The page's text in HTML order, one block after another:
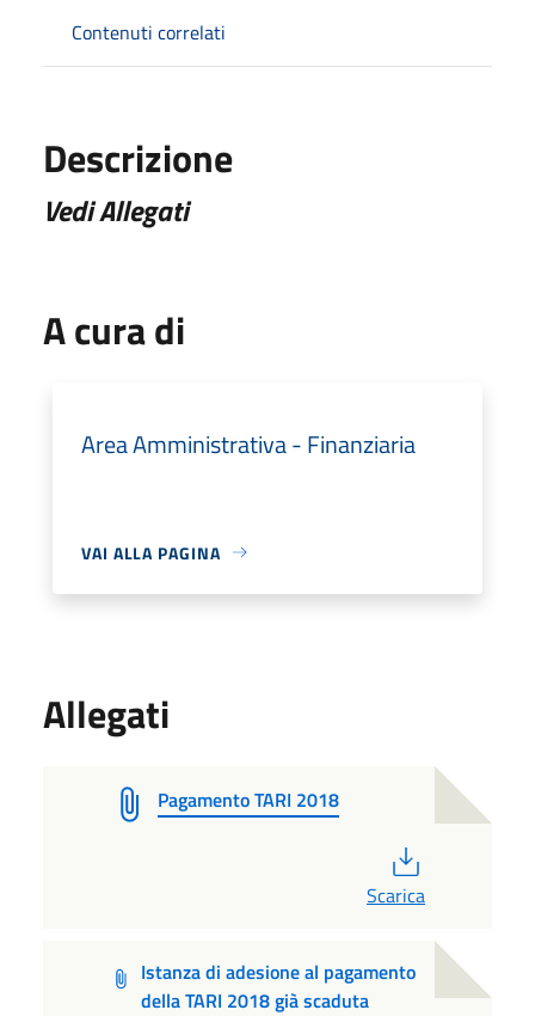
Contenuti correlati
Descrizione
Vedi Allegati
A cura di
Area Amministrativa - Finanziaria
VAI ALLA PAGINA
Allegati
Pagamento TARI 2018
Scarica
Istanza di adesione al pagamento
della TARI 2018 già scaduta